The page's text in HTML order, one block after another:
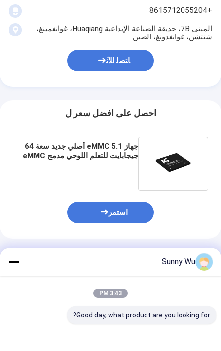
+8615712055204
المبنى 7B، حديقة الصناعة الإبداعية Huaqiang، غوانغمينغ،
شنتشن، غوانغدونغ، الصين
ﺎﺘﺼﻟ ﺍﻶﻧ
احصل على افضل سعر ل
جهاز eMMC 5.1 أصلي جديد سعة 64
جيجابايت للتعلم اللوحي مدمج eMMC
استمر
المنتجات الموصى بها
Sunny Wu
3:43 PM
Good day, what product are you looking for?